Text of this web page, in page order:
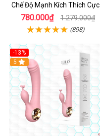
Chế Độ Mạnh Kích Thích Cực
Sướng
780.000₫ 1.279.000₫
(898)
-13%
Hot
5